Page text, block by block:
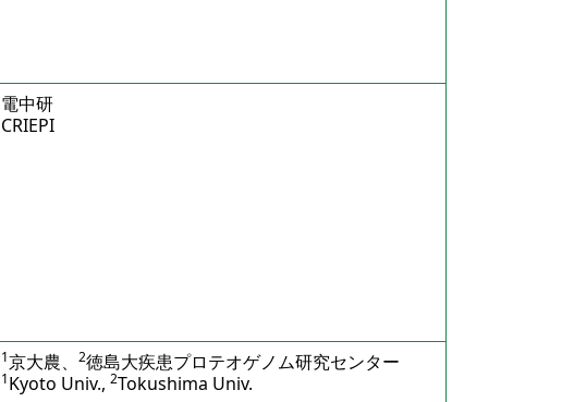
電中研
CRIEPI
1京大農、 2徳島大疾患プロテオゲノム研究センター
1Kyoto Univ., 2Tokushima Univ.